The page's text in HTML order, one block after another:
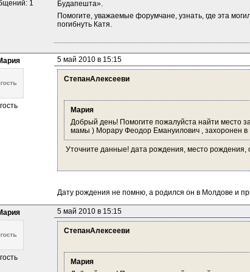
1
Будапешта».
Помогите, уважаемые форумчане, узнать, где эта
погибнуть Катя.
гость
5 май 2010 в 15:15
СтепанАлексееви
Мария
Добрый день! Помогите пожалуйста найти место
мамы ) Морару Феодор Емануилович , захоронен в
Уточните данные! дата рождения, место рождения,
Дату рождения не помню, а родился он в Молдове и
гость
5 май 2010 в 15:15
СтепанАлексееви
Мария